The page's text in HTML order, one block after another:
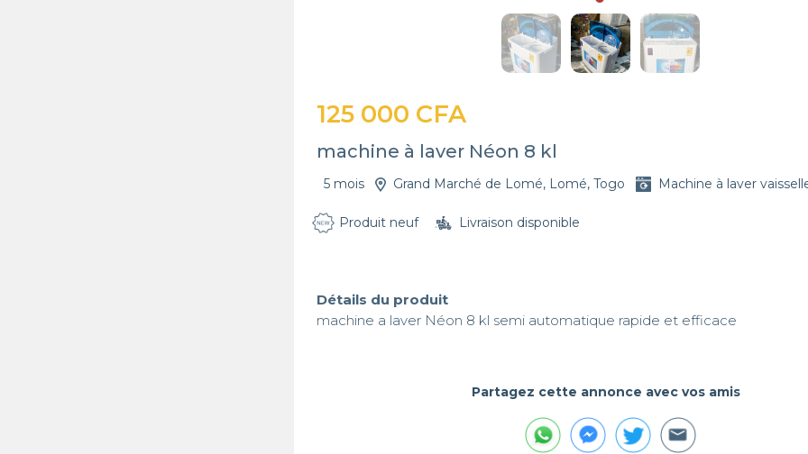
125 000 CFA
machine à laver Néon 8 kl
5 mois Grand Marché de Lomé, Lomé, Togo Machine à laver
Produit neuf Livraison disponible
Détails du produit
machine a laver Néon 8 kl semi automatique rapide et efficace
Partagez cette annonce avec vos amis